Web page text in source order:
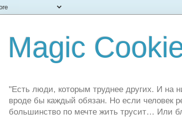
Magic
"Есть люди, которым труднее других. И на
вроде бы каждый обязан. Но если человек
большинство по мечте жить трусит… Или